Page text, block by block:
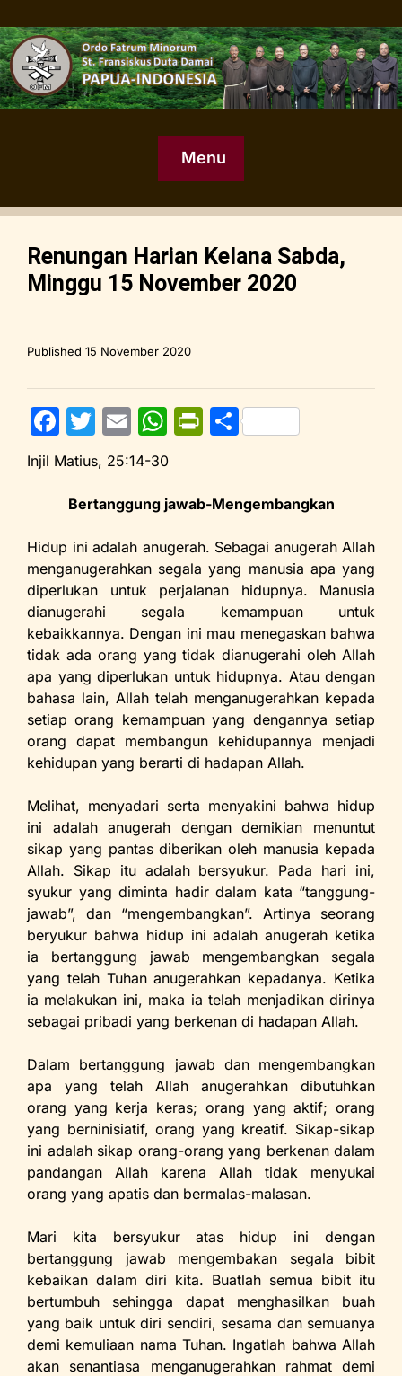
Menu
Renungan Harian Kelana Sabda,
Minggu 15 November 2020
Published 15 November 2020
F
a
c
e
b
o
o
k
T
w
itt
er
E
m
ai
l
W
h
s
A
p
p
Pr
ri
e
n
dl
y
S
e
Injil Matius, 25:14-30
Bertanggung jawab-Mengembangkan
Hidup ini adalah anugerah. Sebagai anugerah Allah
menganugerahkan segala yang manusia apa yang
diperlukan untuk perjalanan hidupnya. Manusia
dianugerahi segala kemampuan untuk
kebaikkannya. Dengan ini mau menegaskan bahwa
tidak ada orang yang tidak dianugerahi oleh Allah
apa yang diperlukan untuk hidupnya. Atau dengan
bahasa lain, Allah telah menganugerahkan kepada
setiap orang kemampuan yang dengannya setiap
orang dapat membangun kehidupannya menjadi
kehidupan yang berarti di hadapan Allah.
Melihat, menyadari serta menyakini bahwa hidup
ini adalah anugerah dengan demikian menuntut
sikap yang pantas diberikan oleh manusia kepada
Allah. Sikap itu adalah bersyukur. Pada hari ini,
syukur yang diminta hadir dalam kata “tanggung-
jawab”, dan “mengembangkan”. Artinya seorang
beryukur bahwa hidup ini adalah anugerah ketika
ia bertanggung jawab mengembangkan segala
yang telah Tuhan anugerahkan kepadanya. Ketika
ia melakukan ini, maka ia telah menjadikan dirinya
sebagai pribadi yang berkenan di hadapan Allah.
Dalam bertanggung jawab dan mengembangkan
apa yang telah Allah anugerahkan dibutuhkan
orang yang kerja keras; orang yang aktif; orang
yang berninisiatif, orang yang kreatif. Sikap-sikap
ini adalah sikap orang-orang yang berkenan dalam
pandangan Allah karena Allah tidak menyukai
orang yang apatis dan bermalas-malasan.
Mari kita bersyukur atas hidup ini dengan
bertanggung jawab mengembakan segala bibit
kebaikan dalam diri kita. Buatlah semua bibit itu
bertumbuh sehingga dapat menghasilkan buah
yang baik untuk diri sendiri, sesama dan semuanya
demi kemuliaan nama Tuhan. Ingatlah bahwa Allah
akan senantiasa menganugerahkan rahmat demi